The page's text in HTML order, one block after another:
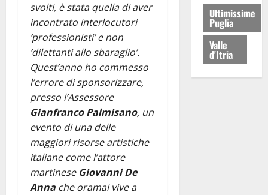
svolti, è stata quella di aver
incontrato interlocutori
‘professionisti’ e non
‘dilettanti allo sbaraglio’.
Quest’anno ho commesso
l’errore di sponsorizzare,
presso l’Assessore
Gianfranco Palmisano, un
evento di una delle
maggiori risorse artistiche
italiane come l’attore
martinese Giovanni De
Anna che oramai vive a
Ultimissime
Puglia
Valle
d'Itria